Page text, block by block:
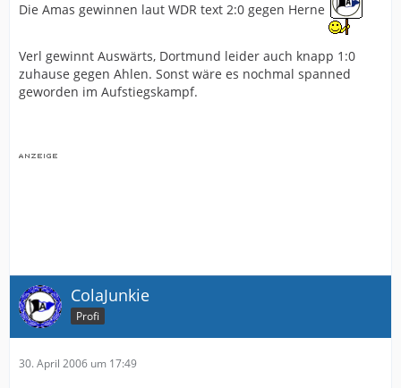
Die Amas gewinnen laut WDR text 2:0 gegen Herne
Verl gewinnt Auswärts, Dortmund leider auch knapp 1:0
zuhause gegen Ahlen. Sonst wäre es nochmal spanned
geworden im Aufstiegskampf.
ColaJunkie
Profi
30. April 2006 um 17:49